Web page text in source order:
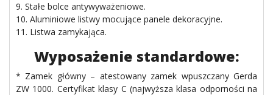
9. Stałe bolce antywyważeniowe.
10. Aluminiowe listwy mocujące panele dekoracyjne.
11. Listwa zamykająca.
Wyposażenie standardowe:
* Zamek główny – atestowany zamek wpuszczany Gerda
ZW 1000. Certyfikat klasy C (najwyższa klasa odporności na